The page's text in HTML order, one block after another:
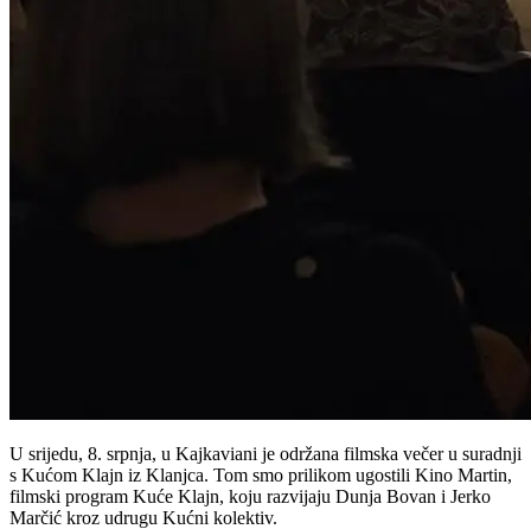
U srijedu, 8. srpnja, u Kajkaviani je održana filmska večer u suradnji
s Kućom Klajn iz Klanjca. Tom smo prilikom ugostili Kino Martin,
filmski program Kuće Klajn, koju razvijaju Dunja Bovan i Jerko
Marčić kroz udrugu Kućni kolektiv.